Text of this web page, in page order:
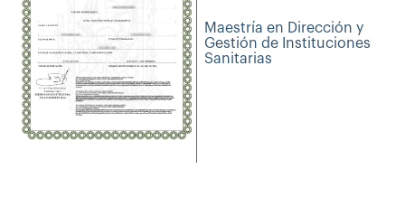
Maestría en Dirección y
Gestión de Instituciones
Sanitarias